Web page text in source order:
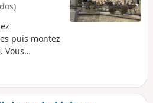
puis montez
Vous
agréable
la